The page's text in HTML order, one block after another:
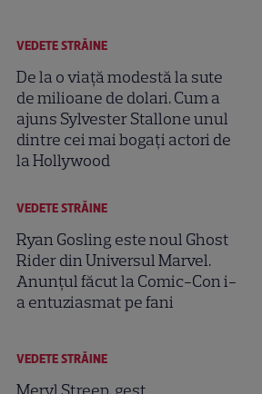
VEDETE STRĂINE
De la o viață modestă la sute
de milioane de dolari. Cum a
ajuns Sylvester Stallone unul
dintre cei mai bogați actori de
la Hollywood
VEDETE STRĂINE
Ryan Gosling este noul Ghost
Rider din Universul Marvel.
Anunțul făcut la Comic-Con i-
a entuziasmat pe fani
VEDETE STRĂINE